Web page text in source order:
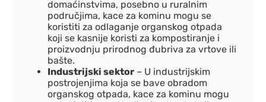
domaćinstvima, posebno u ruralnim
područjima, kace za kominu mogu se
koristiti za odlaganje organskog otpada
koji se kasnije koristi za kompostiranje i
proizvodnju prirodnog đubriva za vrtove ili
bašte.
Industrijski sektor – U industrijskim
postrojenjima koja se bave obradom
organskog otpada, kace za kominu mogu